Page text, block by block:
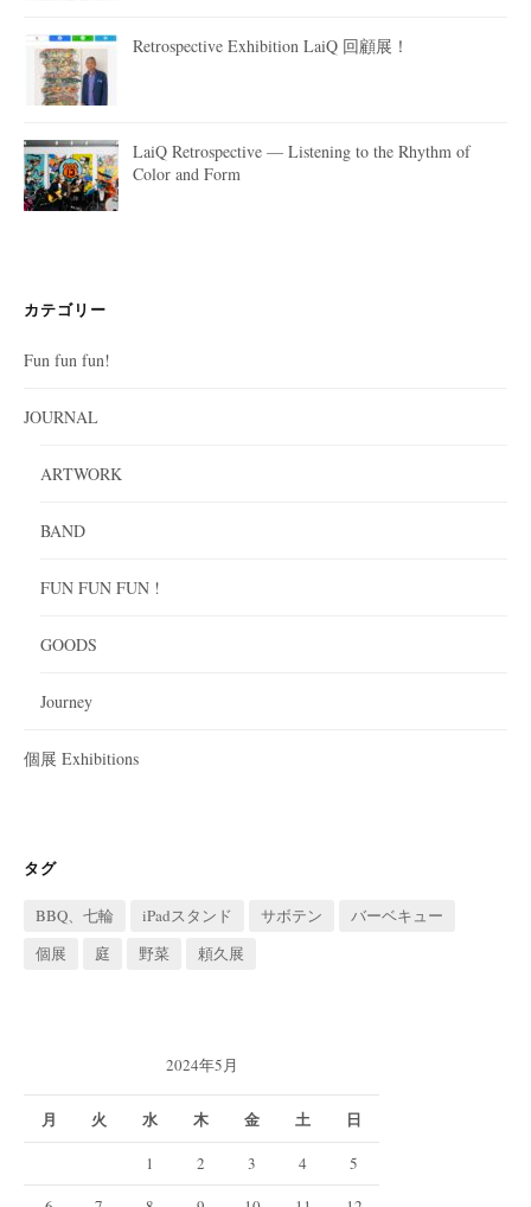
Retrospective Exhibition LaiQ 回顧展！
LaiQ Retrospective — Listening to the Rhythm of
Color and Form
カテゴリー
Fun fun fun!
JOURNAL
ARTWORK
BAND
FUN FUN FUN !
GOODS
Journey
個展 Exhibitions
タグ
BBQ、七輪 iPadスタンド サボテン
バーベキュー
個展
庭 野菜 頼久展
2024年5月
月 火 水 木 金 土 日
1 2 3 4
5